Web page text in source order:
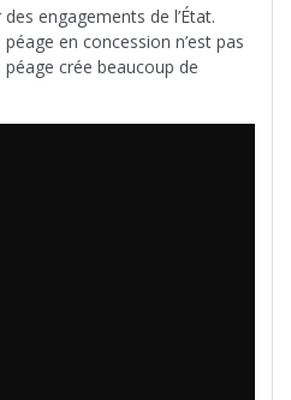
engagements de l’État.
en concession n’est pas
crée beaucoup de